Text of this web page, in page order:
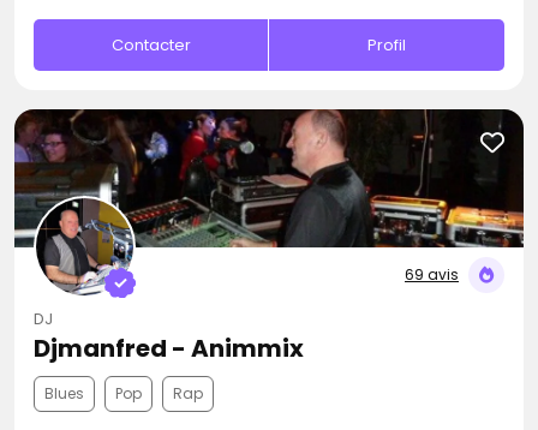
Contacter Profil
69 avis
DJ
Djmanfred - Animmix
Blues Pop Rap